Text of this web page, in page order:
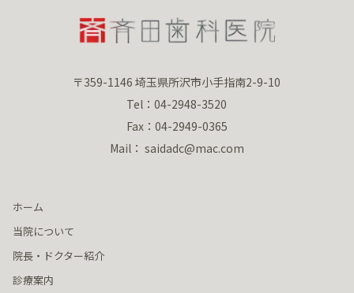
〒359-1146 埼玉県所沢市小手指南2-9-10
Tel：04-2948-3520
Fax：04-2949-0365
Mail： saidadc@mac.com
ホーム
当院について
院長・ドクター紹介
診療案内